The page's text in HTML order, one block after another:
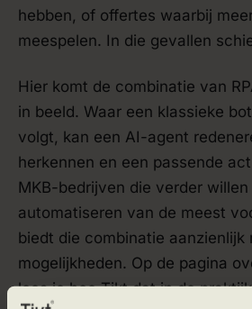
hebben, of offertes waarbij
meespelen. In die gevallen
Hier komt de combinatie van
in beeld. Waar een klassieke
volgt, kan een AI-agent
herkennen en een passende
MKB-bedrijven die verder
automatiseren van de meest
biedt die combinatie aanzienlijk
mogelijkheden. Op de pagina
lees je hoe Tikt dat in de